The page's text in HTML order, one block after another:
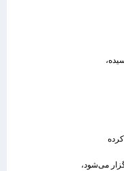
می‌شود،